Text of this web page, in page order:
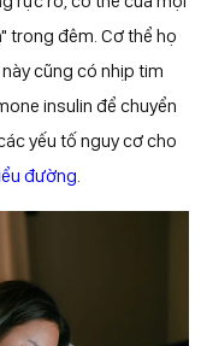
trong đêm. Cơ thể họ
cũng có nhịp tim
insulin để chuyển
yếu tố nguy cơ cho
đường.